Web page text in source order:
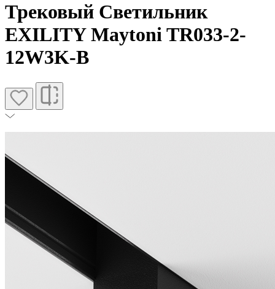
Трековый Светильник
EXILITY Maytoni TR033-2-
12W3K-B